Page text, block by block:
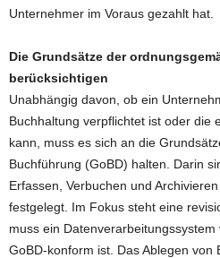
Unternehmer im Voraus gezahlt hat.
Die Grundsätze der
berücksichtigen
Unabhängig davon, ob ein
Buchhaltung verpflichtet ist oder die
kann, muss es sich an die
Buchführung (GoBD) halten. Darin
Erfassen, Verbuchen und
festgelegt. Im Fokus steht eine
muss ein
GoBD-konform ist. Das Ablegen von